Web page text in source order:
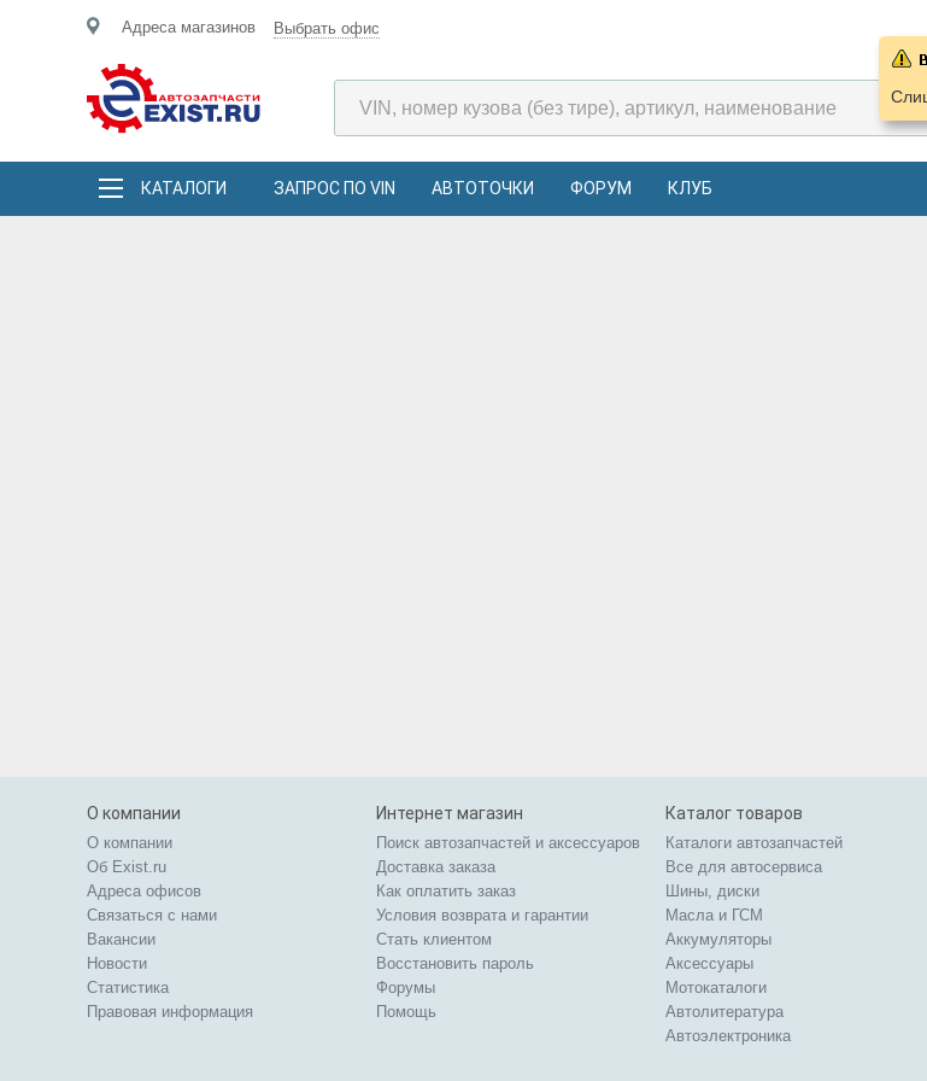
Адреса магазинов Выбрать офис
КАТАЛОГИ ЗАПРОС ПО VIN АВТОТОЧКИ ФОРУМ КЛУБ
О компании
О компании
Об Exist.ru
Адреса офисов
Связаться с нами
Вакансии
Новости
Статистика
Правовая информация
Интернет магазин
Поиск автозапчастей и аксессуаров
Доставка заказа
Как оплатить заказ
Условия возврата и гарантии
Стать клиентом
Восстановить пароль
Форумы
Помощь
Каталог товаров
Каталоги автозапчастей
Все для автосервиса
Шины, диски
Масла и ГСМ
Аккумуляторы
Аксессуары
Мотокаталоги
Автолитература
Автоэлектроника